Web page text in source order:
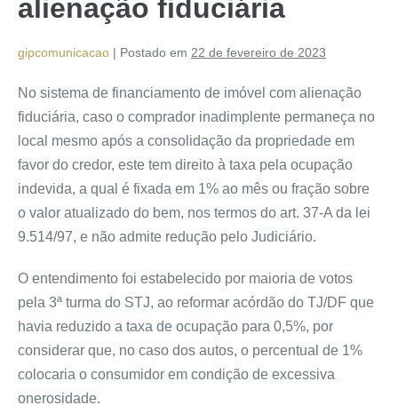
alienação fiduciária
gipcomunicacao | Postado em 22 de fevereiro de 2023
No sistema de financiamento de imóvel com alienação
fiduciária, caso o comprador inadimplente permaneça no
local mesmo após a consolidação da propriedade em
favor do credor, este tem direito à taxa pela ocupação
indevida, a qual é fixada em 1% ao mês ou fração sobre
o valor atualizado do bem, nos termos do art. 37-A da lei
9.514/97, e não admite redução pelo Judiciário.
O entendimento foi estabelecido por maioria de votos
pela 3ª turma do STJ, ao reformar acórdão do TJ/DF que
havia reduzido a taxa de ocupação para 0,5%, por
considerar que, no caso dos autos, o percentual de 1%
colocaria o consumidor em condição de excessiva
onerosidade.